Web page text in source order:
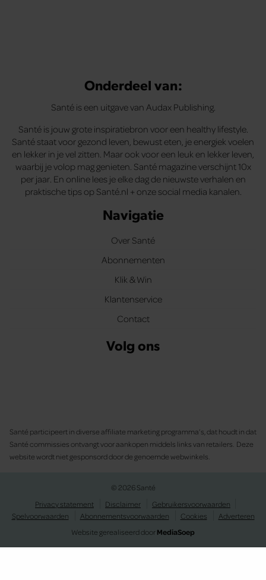
Onderdeel van:
Santé is een uitgave van Audax Publishing.
Santé is jouw grote inspiratiebron voor een healthy lifestyle.
Santé staat voor gezond leven, bewust eten, je energiek voelen
en lekker in je vel zitten. Maar ook voor een leuk en lekker leven,
waarbij je volop mag genieten. Santé magazine verschijnt 10x
per jaar. En online lees je elke dag de nieuwste verhalen en
praktische tips op Santé.nl + onze social media kanalen.
Navigatie
Over Santé
Abonnementen
Klik & Win
Klantenservice
Contact
Volg ons
Santé participeert in diverse affiliate marketing programma’s, dat houdt in dat
Santé commissies ontvangt voor aankopen middels links van retailers. Deze
website wordt niet gesponsord door de genoemde webwinkels.
© 2026 Santé
Privacy statement
Disclaimer
Gebruikersvoorwaarden
Spelvoorwaarden
Abonnementsvoorwaarden Cookies
Adverteren
Website gerealiseerd doorMediaSoep